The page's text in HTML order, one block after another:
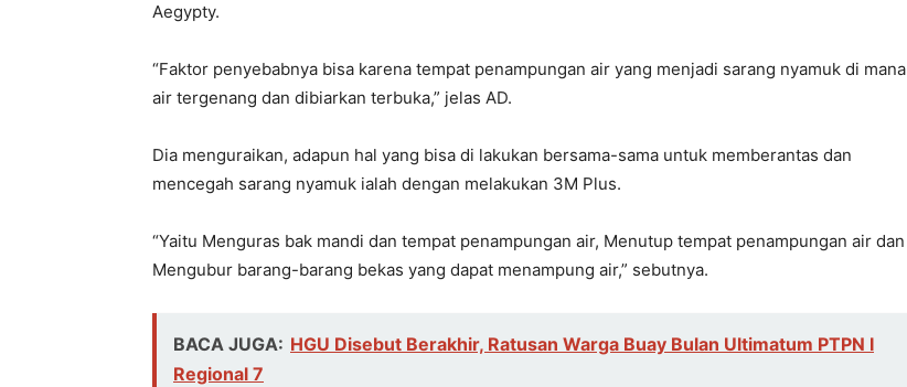
Aegypty.
“Faktor penyebabnya bisa karena tempat penampungan air yang menjadi sarang nyamuk di mana
air tergenang dan dibiarkan terbuka,” jelas AD.
Dia menguraikan, adapun hal yang bisa di lakukan bersama-sama untuk memberantas dan
mencegah sarang nyamuk ialah dengan melakukan 3M Plus.
“Yaitu Menguras bak mandi dan tempat penampungan air, Menutup tempat penampungan air dan
Mengubur barang-barang bekas yang dapat menampung air,” sebutnya.
BACA JUGA: HGU Disebut Berakhir, Ratusan Warga Buay Bulan Ultimatum PTPN I
Regional 7